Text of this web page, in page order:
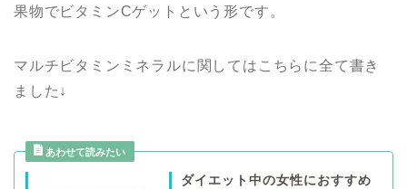
果物でビタミンCゲットという形です。
マルチビタミンミネラルに関してはこちらに全て書き
ました↓
ダイエット中の女性におすすめ